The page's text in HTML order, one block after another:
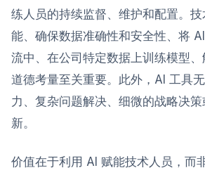
练人员的持续监督、维护和配置。
能、确保数据准确性和安全性、将
流中、在公司特定数据上训练模型
道德考量至关重要。此外，AI 工具
力、复杂问题解决、细微的战略决策
新。
价值在于利用 AI 赋能技术人员，而